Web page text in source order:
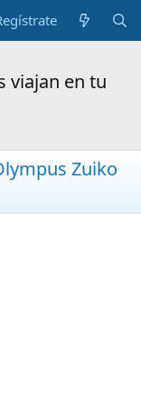
viajan en tu
Zuiko